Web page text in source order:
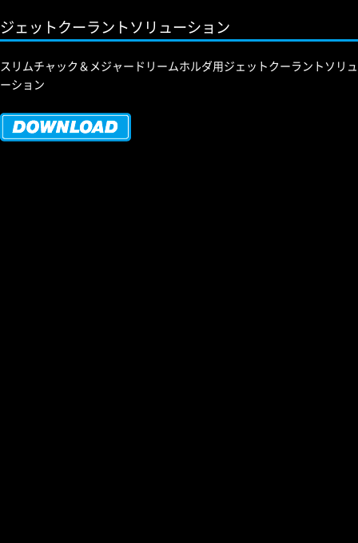
ジェットクーラントソリューション
スリムチャック＆メジャードリームホルダ用ジェットクーラントソリュ
ーション